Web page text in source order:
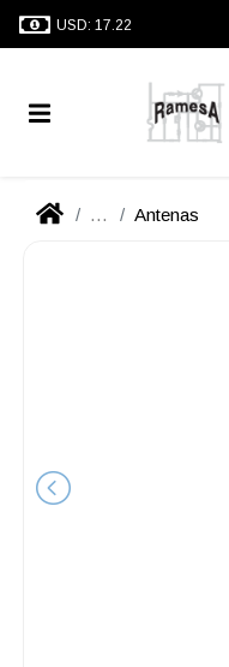
USD: 17.22
... Antenas